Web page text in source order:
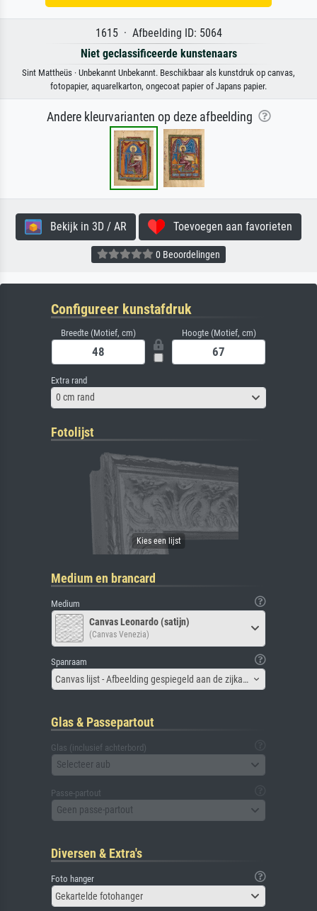
1615 · Afbeelding ID: 5064
Niet geclassificeerde kunstenaars
Sint Mattheüs · Unbekannt Unbekannt. Beschikbaar als kunstdruk op canvas,
fotopapier, aquarelkarton, ongecoat papier of Japans papier.
Andere kleurvarianten op deze afbeelding
Bekijk in 3D / AR Toevoegen aan favorieten
0 Beoordelingen
Configureer kunstafdruk
Breedte (Motief, cm) Hoogte (Motief, cm)
Extra rand
0 cm rand
Fotolijst
Medium en brancard
Medium
Canvas Leonardo (satijn)
(Canvas Venezia)
Spanraam
Canvas lijst - Afbeelding gespiegeld aan de zijkant
Glas & Passepartout
Glas (inclusief achterbord)
Selecteer aub
Passe-partout
Geen passe-partout
Diversen & Extra's
Foto hanger
Gekartelde fotohanger